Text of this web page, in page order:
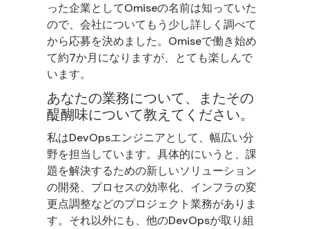
った企業としてOmiseの名前は知っていた
ので、会社についてもう少し詳しく調べて
から応募を決めました。Omiseで働き始め
て約7か月になりますが、とても楽しんで
います。
あなたの業務について、またその
醍醐味について教えてください。
私はDevOpsエンジニアとして、幅広い分
野を担当しています。具体的にいうと、課
題を解決するための新しいソリューション
の開発、プロセスの効率化、インフラの変
更点調整などのプロジェクト業務がありま
す。それ以外にも、他のDevOpsが取り組